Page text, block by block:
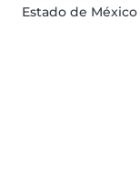
Estado de México